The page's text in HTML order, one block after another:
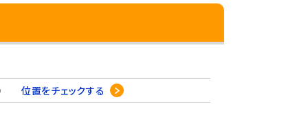
9 位置をチェックする